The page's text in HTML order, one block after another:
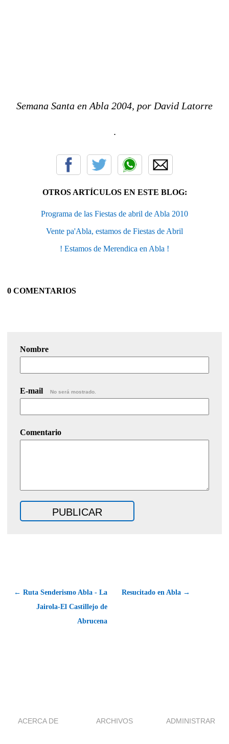
Semana Santa en Abla 2004, por David Latorre
.
OTROS ARTÍCULOS EN ESTE BLOG:
Programa de las Fiestas de abril de Abla 2010
Vente pa'Abla, estamos de Fiestas de Abril
! Estamos de Merendica en Abla !
0 COMENTARIOS
Nombre
E-mail No será mostrado.
Comentario
← Ruta Senderismo Abla - La
Jairola-El Castillejo de
Abrucena
Resucitado en Abla →
ACERCA DE ARCHIVOS ADMINISTRAR